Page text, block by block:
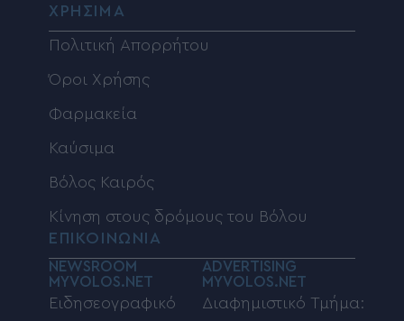
ΧΡΗΣΙΜΑ
Πολιτική Απορρήτου
Όροι Χρήσης
Φαρμακεία
Καύσιμα
Βόλος Καιρός
Κίνηση στους δρόμους του Βόλου
ΕΠΙΚΟΙΝΩΝΙΑ
NEWSROOM
MYVOLOS.NET
Ειδησεογραφικό
ADVERTISING
MYVOLOS.NET
Διαφημιστικό Τμήμα: